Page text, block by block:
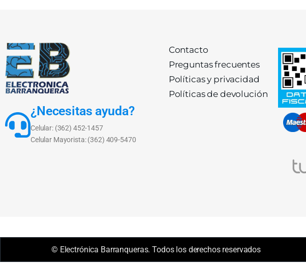
¿Necesitas ayuda?
Celular: (362) 452-1457
Celular Mayorista: (362) 409-5470
Contacto
Preguntas frecuentes
Políticas y privacidad
Políticas de devolución
© Electrónica Barranqueras. Todos los derechos reservados